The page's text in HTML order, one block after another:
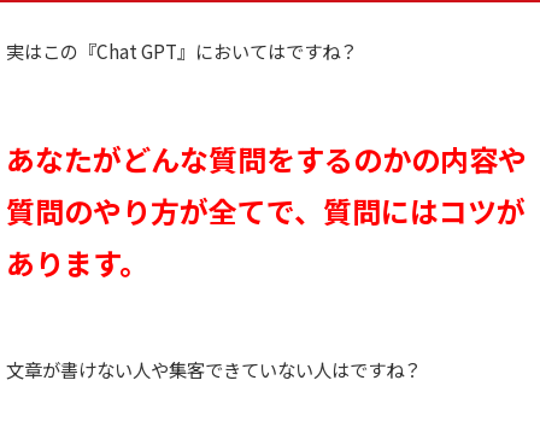
実はこの『Chat GPT』においてはですね？
あなたがどんな質問をするのかの内容や
質問のやり方が全てで、質問にはコツが
あります。
文章が書けない人や集客できていない人はですね？